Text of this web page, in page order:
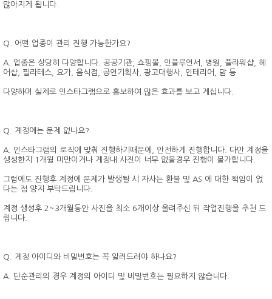
많아지게 됩니다.
Q. 어떤 업종이 관리 진행 가능한가요?
A. 업종은 상당히 다양합니다. 공공기관, 쇼핑몰, 인플루언서, 병원, 플라워샵, 헤
어샵, 필라테스, 요가, 음식점, 공연기획사, 광고대행사, 인테리어, 맘 등
다양하며 실제로 인스타그램으로 홍보하여 많은 효과를 보고 계십니다.
Q. 계정에는 문제 없나요?
A. 인스타그램의 로직에 맞춰 진행하기때문에, 안전하게 진행합니다. 다만 계정을
생성한지 1개월 미만이거나 계정내 사진이 너무 없을경우 진행이 불가합니다.
그럼에도 진행후 계정에 문제가 발생될 시 자사는 환불 및 AS 에 대한 책임이 없
다는 점 양지 부탁드립니다.
계정 생성후 2~3개월동안 사진을 최소 6개이상 올려주신 뒤 작업진행을 추천 드
립니다.
Q. 계정 아이디와 비밀번호는 꼭 알려드려야 하나요?
A. 단순관리의 경우 계정의 아이디 및 비밀번호는 필요하지 않습니다.